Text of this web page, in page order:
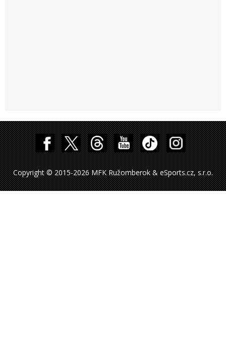
Copyright © 2015-2026 MFK Ružomberok & eSports.cz, s.r.o.